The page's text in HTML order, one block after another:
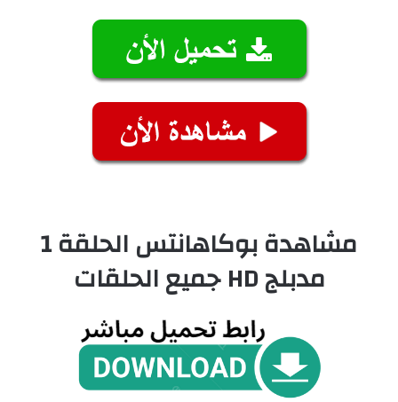
مشاهدة بوكاهانتس الحلقة 1
مدبلج HD جميع الحلقات